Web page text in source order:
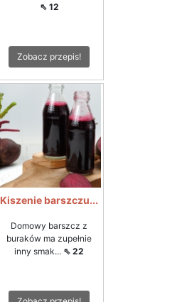
⇖ 12
Zobacz przepis!
Kiszenie barszczu...
Domowy barszcz z
buraków ma zupełnie
inny smak... ⇖ 22